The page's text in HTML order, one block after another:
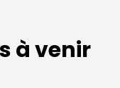
à venir